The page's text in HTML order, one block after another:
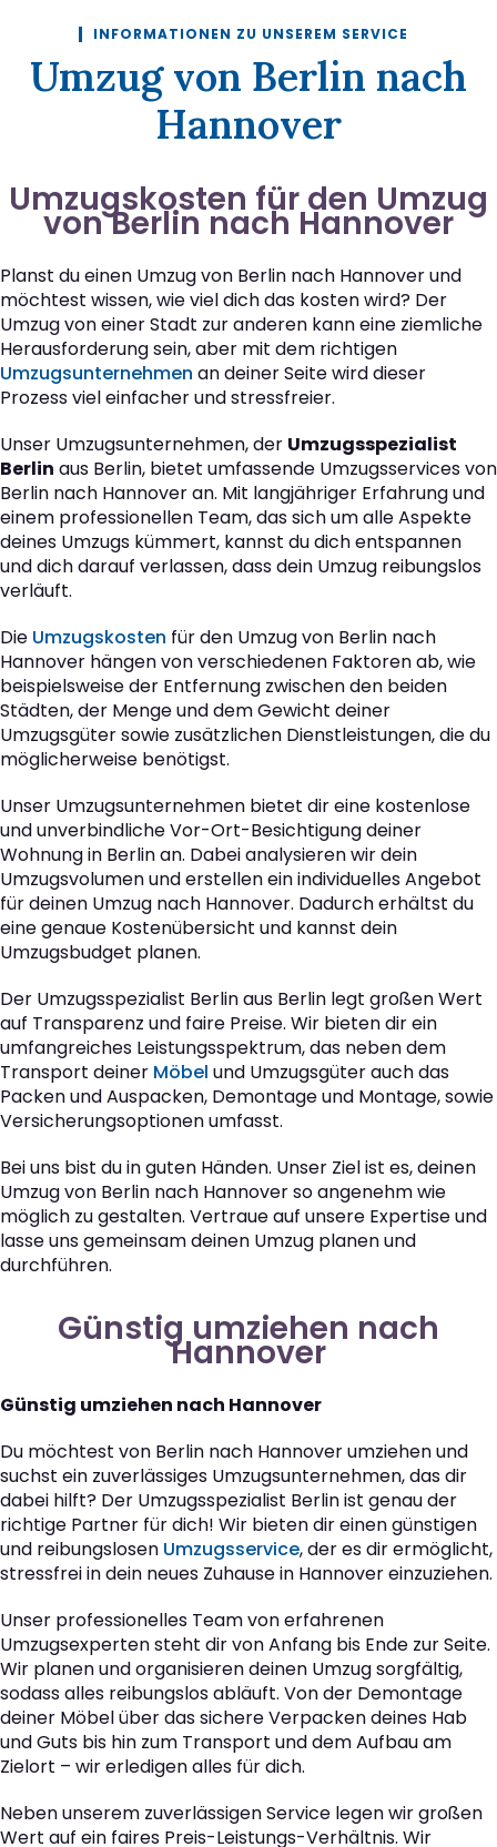
INFORMATIONEN ZU UNSEREM SERVICE
Umzug von Berlin nach
Hannover
Umzugskosten für den Umzug
von Berlin nach Hannover
Planst du einen Umzug von Berlin nach Hannover und
möchtest wissen, wie viel dich das kosten wird? Der
Umzug von einer Stadt zur anderen kann eine ziemliche
Herausforderung sein, aber mit dem richtigen
Umzugsunternehmen an deiner Seite wird dieser
Prozess viel einfacher und stressfreier.
Unser Umzugsunternehmen, der Umzugsspezialist
Berlin aus Berlin, bietet umfassende Umzugsservices von
Berlin nach Hannover an. Mit langjähriger Erfahrung und
einem professionellen Team, das sich um alle Aspekte
deines Umzugs kümmert, kannst du dich entspannen
und dich darauf verlassen, dass dein Umzug reibungslos
verläuft.
Die Umzugskosten für den Umzug von Berlin nach
Hannover hängen von verschiedenen Faktoren ab, wie
beispielsweise der Entfernung zwischen den beiden
Städten, der Menge und dem Gewicht deiner
Umzugsgüter sowie zusätzlichen Dienstleistungen, die du
möglicherweise benötigst.
Unser Umzugsunternehmen bietet dir eine kostenlose
und unverbindliche Vor-Ort-Besichtigung deiner
Wohnung in Berlin an. Dabei analysieren wir dein
Umzugsvolumen und erstellen ein individuelles Angebot
für deinen Umzug nach Hannover. Dadurch erhältst du
eine genaue Kostenübersicht und kannst dein
Umzugsbudget planen.
Der Umzugsspezialist Berlin aus Berlin legt großen Wert
auf Transparenz und faire Preise. Wir bieten dir ein
umfangreiches Leistungsspektrum, das neben dem
Transport deiner Möbel und Umzugsgüter auch das
Packen und Auspacken, Demontage und Montage, sowie
Versicherungsoptionen umfasst.
Bei uns bist du in guten Händen. Unser Ziel ist es, deinen
Umzug von Berlin nach Hannover so angenehm wie
möglich zu gestalten. Vertraue auf unsere Expertise und
lasse uns gemeinsam deinen Umzug planen und
durchführen.
Günstig umziehen nach
Hannover
Günstig umziehen nach Hannover
Du möchtest von Berlin nach Hannover umziehen und
suchst ein zuverlässiges Umzugsunternehmen, das dir
dabei hilft? Der Umzugsspezialist Berlin ist genau der
richtige Partner für dich! Wir bieten dir einen günstigen
und reibungslosen Umzugsservice, der es dir ermöglicht,
stressfrei in dein neues Zuhause in Hannover einzuziehen.
Unser professionelles Team von erfahrenen
Umzugsexperten steht dir von Anfang bis Ende zur Seite.
Wir planen und organisieren deinen Umzug sorgfältig,
sodass alles reibungslos abläuft. Von der Demontage
deiner Möbel über das sichere Verpacken deines Hab
und Guts bis hin zum Transport und dem Aufbau am
Zielort – wir erledigen alles für dich.
Neben unserem zuverlässigen Service legen wir großen
Wert auf ein faires Preis-Leistungs-Verhältnis. Wir